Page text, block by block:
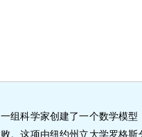
一组科学家创建了一个数学模
败。这项由纽约州立大学罗格